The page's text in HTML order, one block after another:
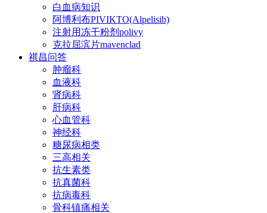
白血病知识
阿博利布PIVIKTO(Alpelisib)
注射用冻干粉剂polivy
克拉屈滨片mavenclad
祺昌问答
肿瘤科
血液科
肾病科
肝病科
心血管科
神经科
糖尿病相类
三高相关
抗生素类
抗真菌科
抗病毒科
骨科镇痛相关